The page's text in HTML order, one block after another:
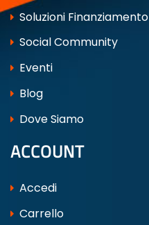
Soluzioni Finanziamento
Social Community
Eventi
Blog
Dove Siamo
ACCOUNT
Accedi
Carrello